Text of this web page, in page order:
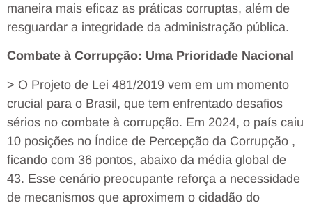
maneira mais eficaz as práticas corruptas, além de
resguardar a integridade da administração pública.
Combate à Corrupção: Uma Prioridade Nacional
> O Projeto de Lei 481/2019 vem em um momento
crucial para o Brasil, que tem enfrentado desafios
sérios no combate à corrupção. Em 2024, o país caiu
10 posições no Índice de Percepção da Corrupção ,
ficando com 36 pontos, abaixo da média global de
43. Esse cenário preocupante reforça a necessidade
de mecanismos que aproximem o cidadão do